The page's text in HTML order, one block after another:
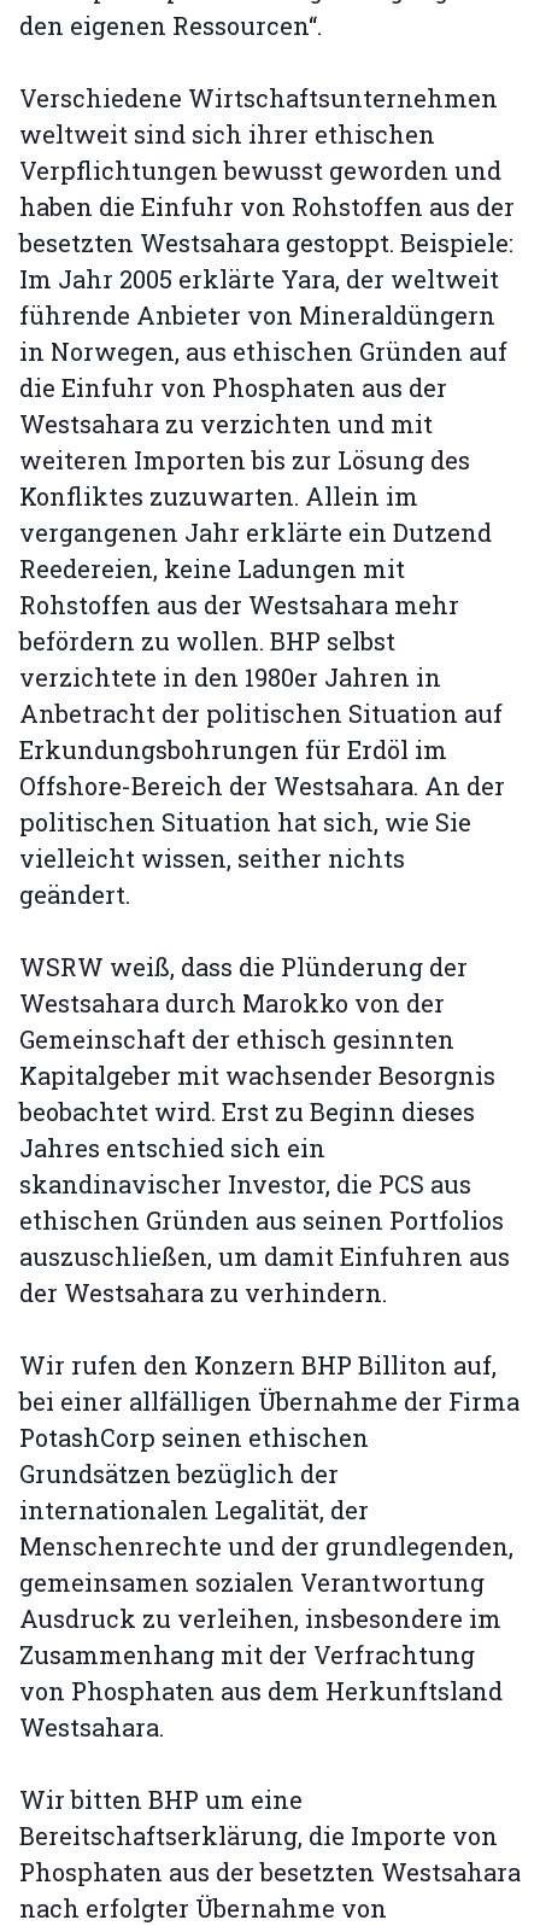
den eigenen Ressourcen“.
Verschiedene Wirtschaftsunternehmen
weltweit sind sich ihrer ethischen
Verpflichtungen bewusst geworden und
haben die Einfuhr von Rohstoffen aus der
besetzten Westsahara gestoppt. Beispiele:
Im Jahr 2005 erklärte Yara, der weltweit
führende Anbieter von Mineraldüngern
in Norwegen, aus ethischen Gründen auf
die Einfuhr von Phosphaten aus der
Westsahara zu verzichten und mit
weiteren Importen bis zur Lösung des
Konfliktes zuzuwarten. Allein im
vergangenen Jahr erklärte ein Dutzend
Reedereien, keine Ladungen mit
Rohstoffen aus der Westsahara mehr
befördern zu wollen. BHP selbst
verzichtete in den 1980er Jahren in
Anbetracht der politischen Situation auf
Erkundungsbohrungen für Erdöl im
Offshore-Bereich der Westsahara. An der
politischen Situation hat sich, wie Sie
vielleicht wissen, seither nichts
geändert.
WSRW weiß, dass die Plünderung der
Westsahara durch Marokko von der
Gemeinschaft der ethisch gesinnten
Kapitalgeber mit wachsender Besorgnis
beobachtet wird. Erst zu Beginn dieses
Jahres entschied sich ein
skandinavischer Investor, die PCS aus
ethischen Gründen aus seinen Portfolios
auszuschließen, um damit Einfuhren aus
der Westsahara zu verhindern.
Wir rufen den Konzern BHP Billiton auf,
bei einer allfälligen Übernahme der Firma
PotashCorp seinen ethischen
Grundsätzen bezüglich der
internationalen Legalität, der
Menschenrechte und der grundlegenden,
gemeinsamen sozialen Verantwortung
Ausdruck zu verleihen, insbesondere im
Zusammenhang mit der Verfrachtung
von Phosphaten aus dem Herkunftsland
Westsahara.
Wir bitten BHP um eine
Bereitschaftserklärung, die Importe von
Phosphaten aus der besetzten Westsahara
nach erfolgter Übernahme von